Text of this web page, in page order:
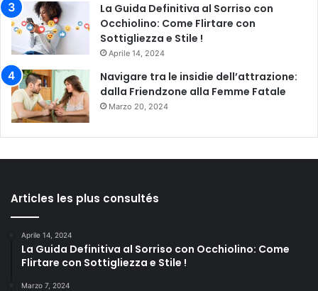
La Guida Definitiva al Sorriso con
Occhiolino: Come Flirtare con
Sottigliezza e Stile !
Aprile 14, 2024
Navigare tra le insidie dell’attrazione:
dalla Friendzone alla Femme Fatale
Marzo 20, 2024
Articles les plus consultés
Aprile 14, 2024
La Guida Definitiva al Sorriso con Occhiolino: Come
Flirtare con Sottigliezza e Stile !
Marzo 7, 2024